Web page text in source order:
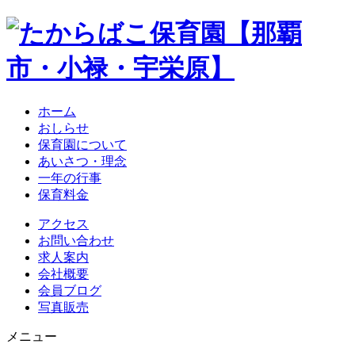
ホーム
おしらせ
保育園について
あいさつ・理念
一年の行事
保育料金
アクセス
お問い合わせ
求人案内
会社概要
会員ブログ
写真販売
メニュー